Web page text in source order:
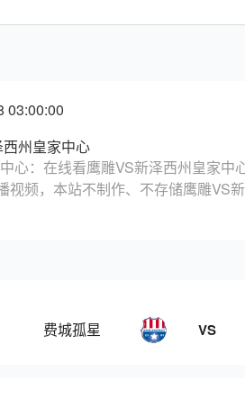
03:00:00
州皇家中心
心：在线看鹰雕VS新泽西州皇家
视频，本站不制作、不存储鹰雕VS
费城孤星 VS